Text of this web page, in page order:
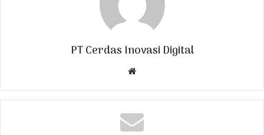
PT Cerdas Inovasi Digital
b
s
i